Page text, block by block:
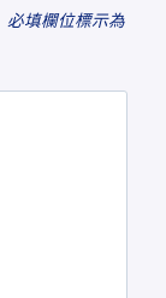
必填欄位標示為